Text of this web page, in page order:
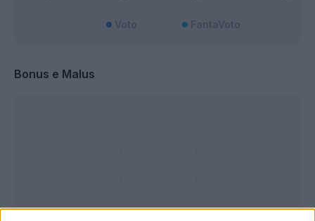
Bonus e Malus